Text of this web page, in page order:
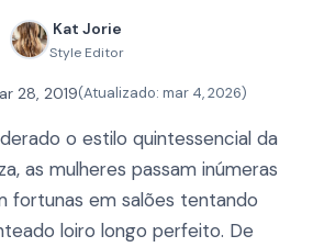
Kat Jorie
Style Editor
28, 2019(Atualizado: mar 4, 2026)
o estilo quintessencial da
as mulheres passam inúmeras
fortunas em salões tentando
loiro longo perfeito. De